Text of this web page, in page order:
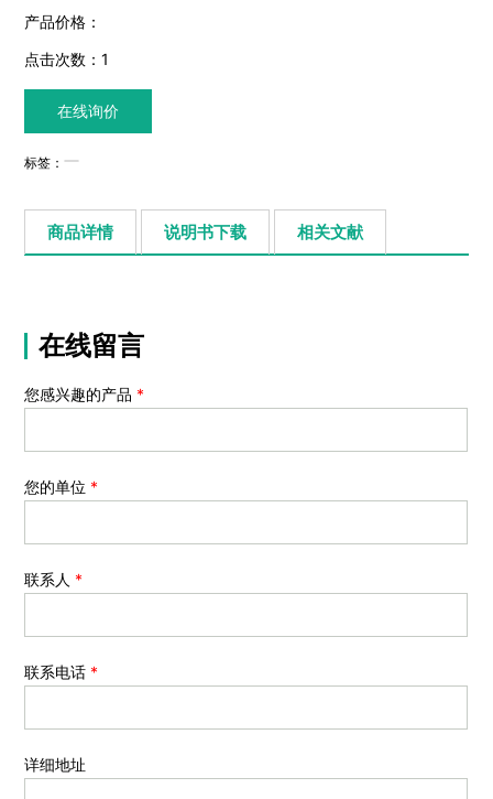
产品价格：
点击次数：1
在线询价
标签：
商品详情 说明书下载 相关文献
在线留言
您感兴趣的产品 *
您的单位 *
联系人 *
联系电话 *
详细地址